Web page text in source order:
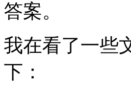
答案。
我在看了一些
下：